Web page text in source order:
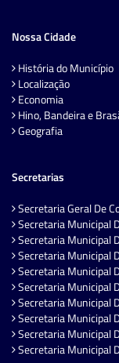
Nossa Cidade
História do Município
Localização
Economia
Hino, Bandeira e
Geografia
Secretarias
Secretaria Geral De
Secretaria Municipal
Secretaria Municipal
Secretaria Municipal
Secretaria Municipal
Secretaria Municipal
Secretaria Municipal
Secretaria Municipal
Secretaria Municipal
Secretaria Municipal